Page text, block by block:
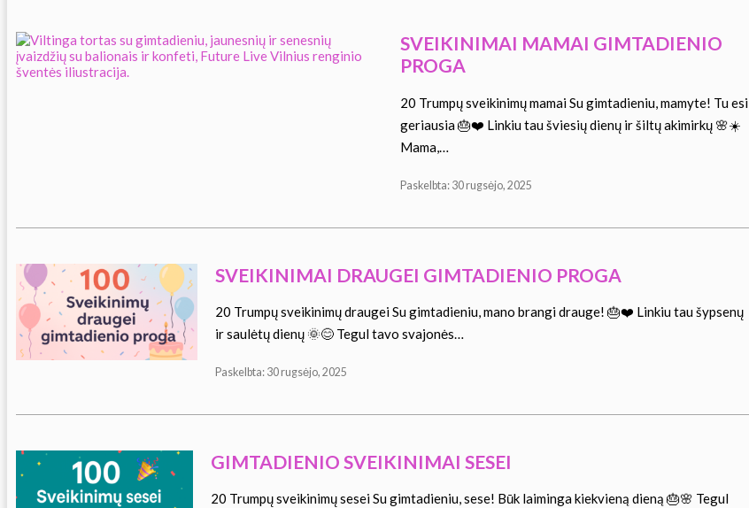
SVEIKINIMAI MAMAI GIMTADIENIO
PROGA
20 Trumpų sveikinimų mamai Su gimtadieniu, mamyte! Tu esi
geriausia 🎂❤️ Linkiu tau šviesių dienų ir šiltų akimirkų 🌸☀️
Mama,…
Paskelbta: 30 rugsėjo, 2025
SVEIKINIMAI DRAUGEI GIMTADIENIO PROGA
20 Trumpų sveikinimų draugei Su gimtadieniu, mano brangi drauge! 🎂❤️ Linkiu tau šypsenų
ir saulėtų dienų 🌞😊 Tegul tavo svajonės…
Paskelbta: 30 rugsėjo, 2025
GIMTADIENIO SVEIKINIMAI SESEI
20 Trumpų sveikinimų sesei Su gimtadieniu, sese! Būk laiminga kiekvieną dieną 🎂🌸 Tegul